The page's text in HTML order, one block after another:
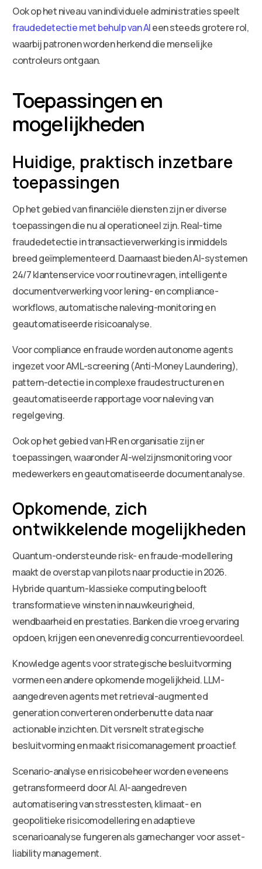
Ook op het niveau van individuele administraties speelt
fraudedetectie met behulp van AIeen steeds grotere rol,
waarbij patronen worden herkend die menselijke
controleurs ontgaan.
Toepassingen en
mogelijkheden
Huidige, praktisch inzetbare
toepassingen
Op het gebied van financiële diensten zijn er diverse
toepassingen die nu al operationeel zijn. Real-time
fraudedetectie in transactieverwerking is inmiddels
breed geïmplementeerd. Daarnaast bieden AI-systemen
24/7 klantenservice voor routinevragen, intelligente
documentverwerking voor lening- en compliance-
workflows, automatische naleving-monitoring en
geautomatiseerde risicoanalyse.
Voor compliance en fraude worden autonome agents
ingezet voor AML-screening (Anti-Money Laundering),
pattern-detectie in complexe fraudestructuren en
geautomatiseerde rapportage voor naleving van
regelgeving.
Ook op het gebied van HR en organisatie zijn er
toepassingen, waaronder AI-welzijnsmonitoring voor
medewerkers en geautomatiseerde documentanalyse.
Opkomende, zich
ontwikkelende mogelijkheden
Quantum-ondersteunde risk- en fraude-modellering
maakt de overstap van pilots naar productie in 2026.
Hybride quantum-klassieke computing belooft
transformatieve winsten in nauwkeurigheid,
wendbaarheid en prestaties. Banken die vroeg ervaring
opdoen, krijgen een onevenredig concurrentievoordeel.
Knowledge agents voor strategische besluitvorming
vormen een andere opkomende mogelijkheid. LLM-
aangedreven agents met retrieval-augmented
generation converteren onderbenutte data naar
actionable inzichten. Dit versnelt strategische
besluitvorming en maakt risicomanagement proactief.
Scenario-analyse en risicobeheer worden eveneens
getransformeerd door AI. AI-aangedreven
automatisering van stresstesten, klimaat- en
geopolitieke risicomodellering en adaptieve
scenarioanalyse fungeren als gamechanger voor asset-
liability management.